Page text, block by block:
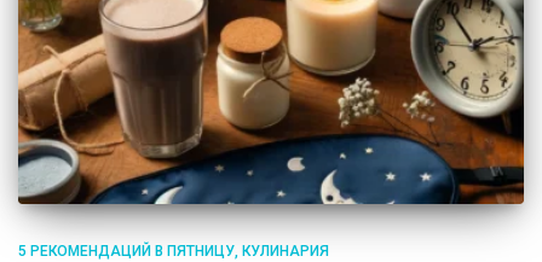
5 РЕКОМЕНДАЦИЙ В ПЯТНИЦУ КУЛИНАРИЯ